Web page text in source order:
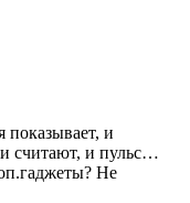
и
считают, и пульс…
Не